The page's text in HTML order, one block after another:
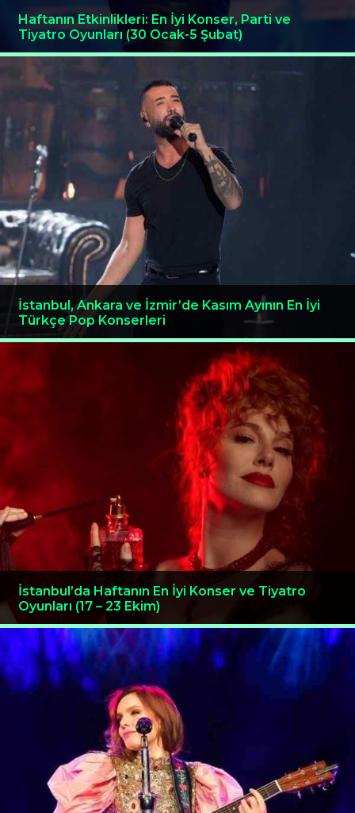
Haftanın Etkinlikleri: En İyi Konser, Parti ve
Tiyatro Oyunları (30 Ocak-5 Şubat)
İstanbul, Ankara ve İzmir’de Kasım Ayının En İyi
Türkçe Pop Konserleri
İstanbul’da Haftanın En İyi Konser ve Tiyatro
Oyunları (17 – 23 Ekim)